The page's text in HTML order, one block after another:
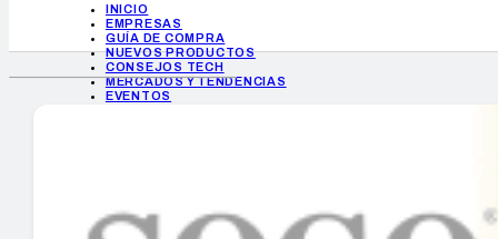
INICIO
EMPRESAS
GUÍA DE COMPRA
NUEVOS PRODUCTOS
CONSEJOS TECH
MERCADOS Y TENDENCIAS
EVENTOS